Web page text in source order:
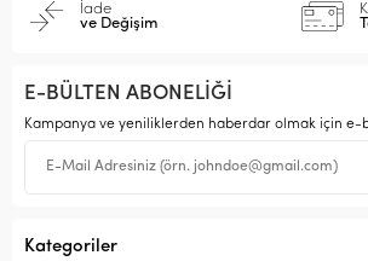
İade
ve Değişim
E-BÜLTEN ABONELİĞİ
Kampanya ve yeniliklerden haberdar olmak için e-
Kategoriler